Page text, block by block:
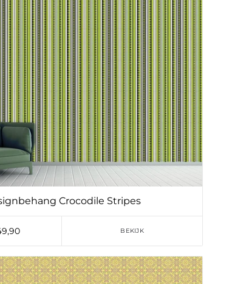
Toevoegen aan verlanglijst
Crocodile Stripes
BEKIJK